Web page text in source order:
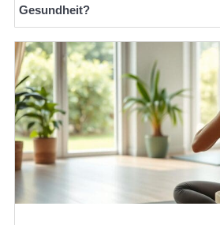
Gesundheit?